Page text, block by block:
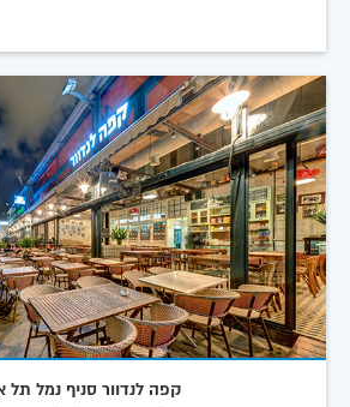
קפה לנדוור סניף נמל תל